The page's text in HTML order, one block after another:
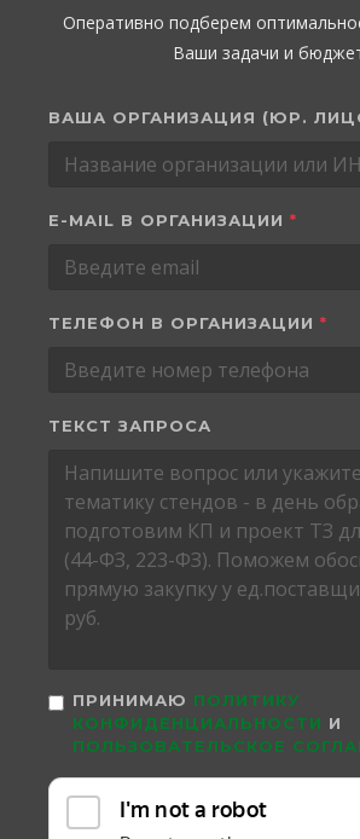
Оперативно подберем
Ваши задачи и
ВАША ОРГАНИЗАЦИЯ (ЮР.
E-MAIL В ОРГАНИЗАЦИИ *
ТЕЛЕФОН В ОРГАНИЗАЦИИ *
ТЕКСТ ЗАПРОСА
ПРИНИМАЮ ПОЛИТИКУ
КОНФИДЕНЦИАЛЬНОСТИ И
ПОЛЬЗОВАТЕЛЬСКОЕ